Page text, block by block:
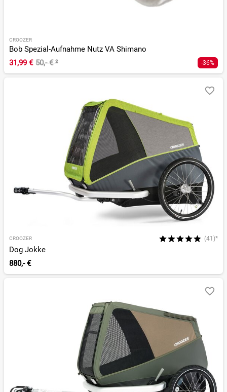
CROOZER
Bob Spezial-Aufnahme Nutz VA Shimano
31,99 € 50,- €² -36%
CROOZER (41)*
Dog Jokke
880,- €